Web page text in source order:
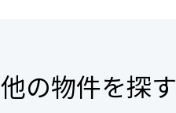
他の物件を探す